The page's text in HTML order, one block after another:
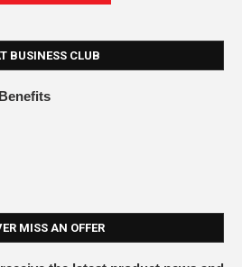
BUSINESS CLUB
MISS AN OFFER